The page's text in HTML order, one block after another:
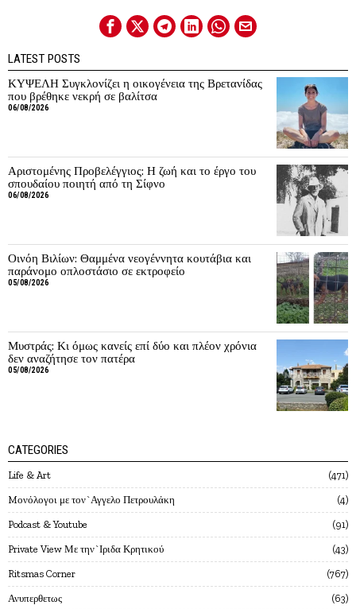
LATEST POSTS
ΚΥΨΕΛΗ Συγκλονίζει η οικογένεια της Βρετανίδας
που βρέθηκε νεκρή σε βαλίτσα
06/08/2026
Αριστομένης Προβελέγγιος: Η ζωή και το έργο του
σπουδαίου ποιητή από τη Σίφνο
06/08/2026
Οινόη Βιλίων: Θαμμένα νεογέννητα κουτάβια και
παράνομο οπλοστάσιο σε εκτροφείο
05/08/2026
Μυστράς: Κι όμως κανείς επί δύο και πλέον χρόνια
δεν αναζήτησε τον πατέρα
05/08/2026
CATEGORIES
Life & Art 471
Mονόλογοι με τον`Αγγελο Πετρουλάκη 4
Podcast & Youtube 91
Private View Με την`Ιριδα Κρητικού 43
Ritsmas Corner 767
Ανυπερθετως 63